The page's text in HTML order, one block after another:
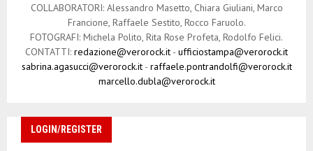
COLLABORATORI: Alessandro Masetto, Chiara Giuliani, Marco
Francione, Raffaele Sestito, Rocco Faruolo.
FOTOGRAFI: Michela Polito, Rita Rose Profeta, Rodolfo Felici.
CONTATTI: redazione@verorock.it - ufficiostampa@verorock.it
sabrina.agasucci@verorock.it- raffaele.pontrandolfi@verorock.it
marcello.dubla@verorock.it
LOGIN/REGISTER